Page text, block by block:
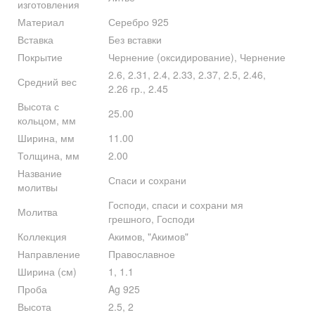
изготовления
Материал
Серебро 925
Вставка
Без вставки
Покрытие
Чернение (оксидирование), Чернение
Средний вес
2.6, 2.31, 2.4, 2.33, 2.37, 2.5, 2.46,
2.26 гр., 2.45
Высота с
кольцом, мм
25.00
Ширина, мм
11.00
Толщина, мм
2.00
Название
молитвы
Спаси и сохрани
Молитва
Господи, спаси и сохрани мя
грешного, Господи
Коллекция
Акимов, "Акимов"
Направление
Православное
Ширина (см)
1, 1.1
Проба
Ag 925
Высота
2.5, 2